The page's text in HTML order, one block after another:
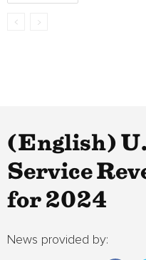
(English)
Service
for 2024
News provided by: